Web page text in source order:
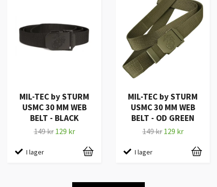
MIL-TEC by STURM
USMC 30 MM WEB
BELT - BLACK
149 kr 129 kr
I lager
MIL-TEC by STURM
USMC 30 MM WEB
BELT - OD GREEN
149 kr 129 kr
I lager